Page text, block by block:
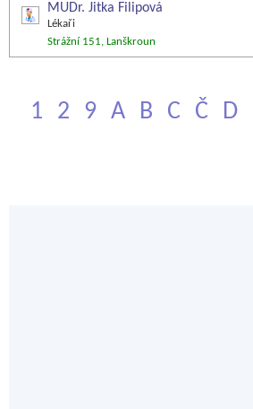
MUDr. Jitka Filipová
Lékaři
Strážní 151, Lanškroun
1 2 9 A B C Č D